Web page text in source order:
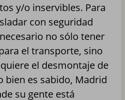
y/o inservibles. Para
con seguridad
no sólo tener
el transporte, sino
el desmontaje de
bien es sabido, Madrid
su gente está